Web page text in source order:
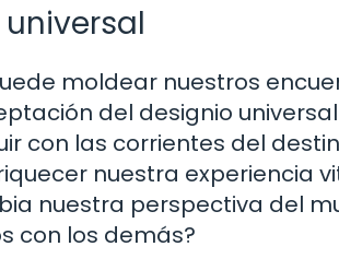
moldear nuestros
del designio
con las corrientes del
nuestra experiencia
nuestra perspectiva del
con los demás?